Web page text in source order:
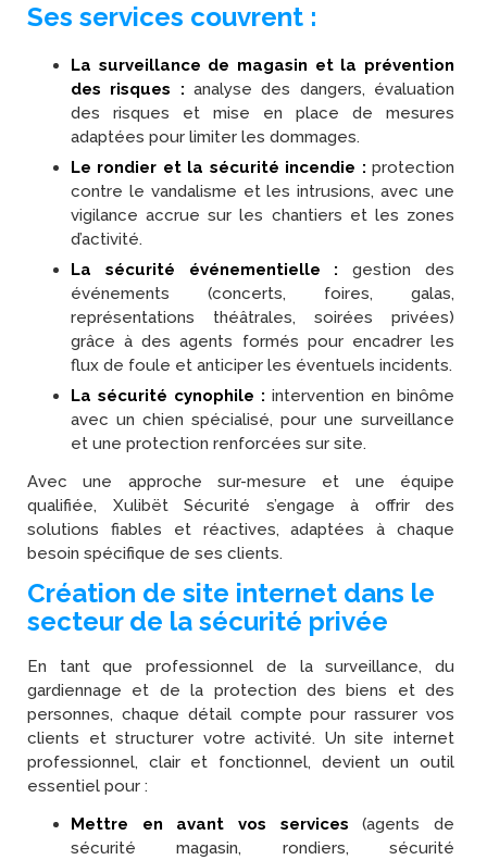
Ses services couvrent :
La surveillance de magasin et la prévention
des risques : analyse des dangers, évaluation
des risques et mise en place de mesures
adaptées pour limiter les dommages.
Le rondier et la sécurité incendie : protection
contre le vandalisme et les intrusions, avec une
vigilance accrue sur les chantiers et les zones
d’activité.
La sécurité événementielle :gestion des
événements (concerts, foires, galas,
représentations théâtrales, soirées privées)
grâce à des agents formés pour encadrer les
flux de foule et anticiper les éventuels incidents.
La sécurité cynophile : intervention en binôme
avec un chien spécialisé, pour une surveillance
et une protection renforcées sur site.
Avec une approche sur-mesure et une équipe
qualifiée, Xulibët Sécurité s’engage à offrir des
solutions fiables et réactives, adaptées à chaque
besoin spécifique de ses clients.
Création de site internet dans le
secteur de la sécurité privée
En tant que professionnel de la surveillance, du
gardiennage et de la protection des biens et des
personnes, chaque détail compte pour rassurer vos
clients et structurer votre activité. Un site internet
professionnel, clair et fonctionnel, devient un outil
essentiel pour :
Mettre en avant vos services(agents de
sécurité magasin, rondiers, sécurité